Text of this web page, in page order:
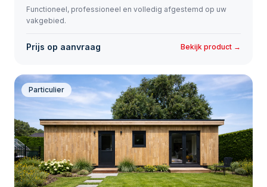
Functioneel, professioneel en volledig afgestemd op uw
vakgebied.
Prijs op aanvraag Bekijk product →
Particulier